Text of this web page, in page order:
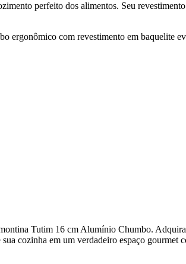
perfeito dos alimentos. Seu
ergonômico com revestimento em baquelite
Tutim 16 cm Alumínio Chumbo.
cozinha em um verdadeiro espaço gourmet